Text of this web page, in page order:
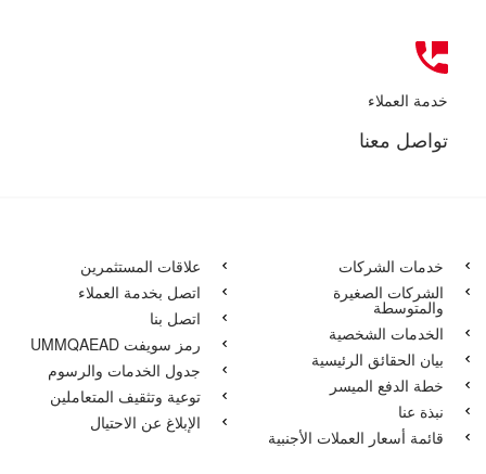
خدمة العملاء
تواصل معنا
خدمات الشركات
الشركات الصغيرة
والمتوسطة
الخدمات الشخصية
بيان الحقائق الرئيسية
خطة الدفع الميسر
نبذة عنا
قائمة أسعار العملات الأجنبية
علاقات المستثمرين
اتصل بخدمة العملاء
اتصل بنا
رمز سويفت UMMQAEAD
جدول الخدمات والرسوم
توعية وتثقيف المتعاملين
الإبلاغ عن الاحتيال